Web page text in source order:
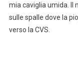
mia caviglia umida. Il
sulle spalle dove la
verso la CVS.